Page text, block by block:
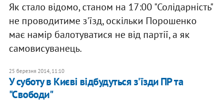
Як стало відомо, станом на 17:00 "Солідарність"
не проводитиме з'їзд, оскільки Порошенко
має намір балотуватися не від партії, а як
самовисуванець.
25 березня 2014, 11:10
У суботу в Києві відбудуться з'їзди ПР та
"Свободи"